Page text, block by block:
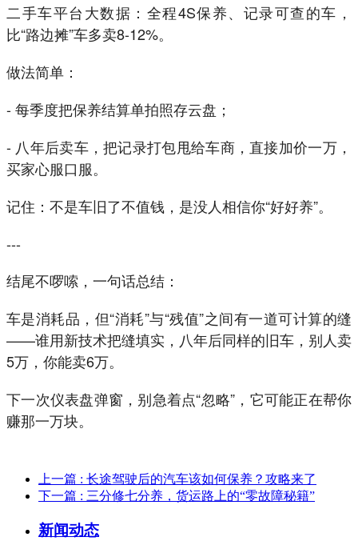
二手车平台大数据：全程4S保养、记录可查的车，
比“路边摊”车多卖8-12%。
做法简单：
- 每季度把保养结算单拍照存云盘；
- 八年后卖车，把记录打包甩给车商，直接加价一万，
买家心服口服。
记住：不是车旧了不值钱，是没人相信你“好好养”。
---
结尾不啰嗦，一句话总结：
车是消耗品，但“消耗”与“残值”之间有一道可计算的缝
——谁用新技术把缝填实，八年后同样的旧车，别人卖
5万，你能卖6万。
下一次仪表盘弹窗，别急着点“忽略”，它可能正在帮你
赚那一万块。
上一篇 : 长途驾驶后的汽车该如何保养？攻略来了
下一篇 : 三分修七分养，货运路上的“零故障秘籍”
新闻动态